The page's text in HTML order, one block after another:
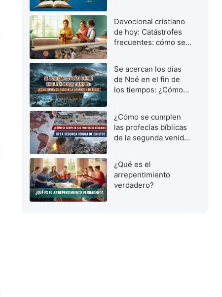
Devocional cristiano
de hoy: Catástrofes
frecuentes: cómo ser
al Señor
Se acercan los días
de Noé en el fin de
los tiempos: ¿Cómo
¿Cómo se cumplen
las profecías bíblicas
de la segunda venida
¿Qué es el
arrepentimiento
verdadero?